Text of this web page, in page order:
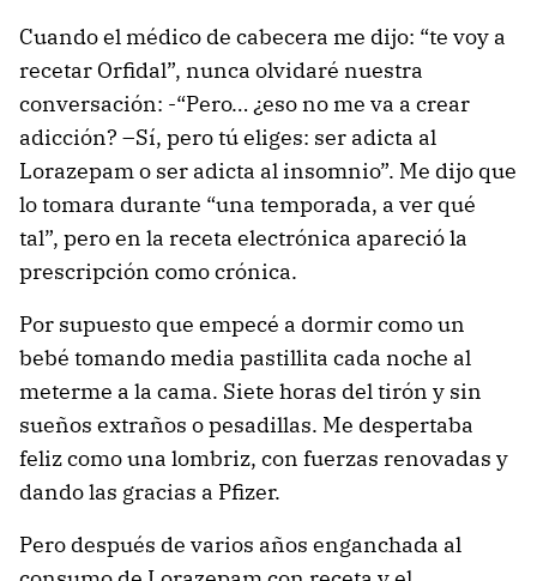
Cuando el médico de cabecera me dijo: “te voy a
recetar Orfidal”, nunca olvidaré nuestra
conversación: -“Pero… ¿eso no me va a crear
adicción? –Sí, pero tú eliges: ser adicta al
Lorazepam o ser adicta al insomnio”. Me dijo que
lo tomara durante “una temporada, a ver qué
tal”, pero en la receta electrónica apareció la
prescripción como crónica.
Por supuesto que empecé a dormir como un
bebé tomando media pastillita cada noche al
meterme a la cama. Siete horas del tirón y sin
sueños extraños o pesadillas. Me despertaba
feliz como una lombriz, con fuerzas renovadas y
dando las gracias a Pfizer.
Pero después de varios años enganchada al